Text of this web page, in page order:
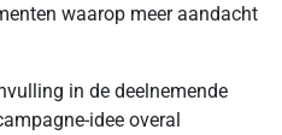
waarop meer aandacht
in de deelnemende
idee overal